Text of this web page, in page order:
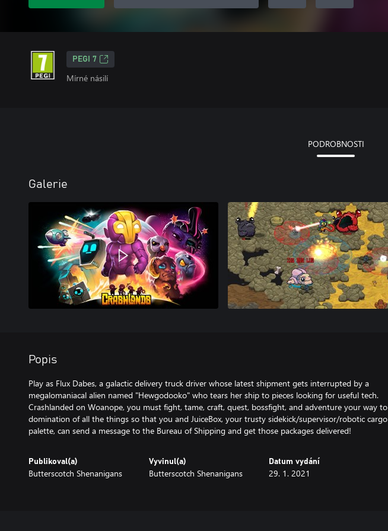
PEGI 7
Mírné násilí
PODROBNOSTI
Galerie
Popis
Play as Flux Dabes, a galactic delivery truck driver whose latest shipment gets interrupted by a
megalomaniacal alien named "Hewgodooko" who tears her ship to pieces looking for useful tech.
Crashlanded on Woanope, you must fight, tame, craft, quest, bossfight, and adventure your way to
domination of all the things so that you and JuiceBox, your trusty sidekick/supervisor/robotic cargo
palette, can send a message to the Bureau of Shipping and get those packages delivered!
Publikoval(a)
Butterscotch Shenanigans
Vyvinul(a)
Butterscotch Shenanigans
Datum vydání
29. 1. 2021